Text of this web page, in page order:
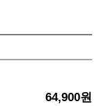
64,900원